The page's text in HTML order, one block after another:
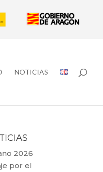
NOTICIAS
2026
por el